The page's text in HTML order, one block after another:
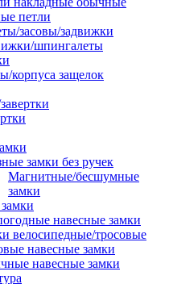
петли
засовы/задвижки
шпингалеты
корпуса защелок
замки без ручек
Магнитные/бесшумные
замки
навесные замки
велосипедные/тросовые
навесные замки
навесные замки